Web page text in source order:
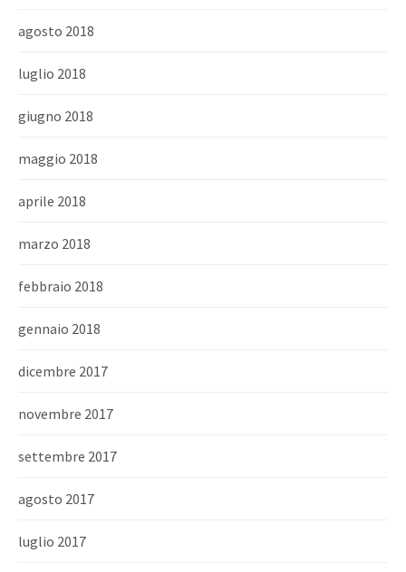
agosto 2018
luglio 2018
giugno 2018
maggio 2018
aprile 2018
marzo 2018
febbraio 2018
gennaio 2018
dicembre 2017
novembre 2017
settembre 2017
agosto 2017
luglio 2017